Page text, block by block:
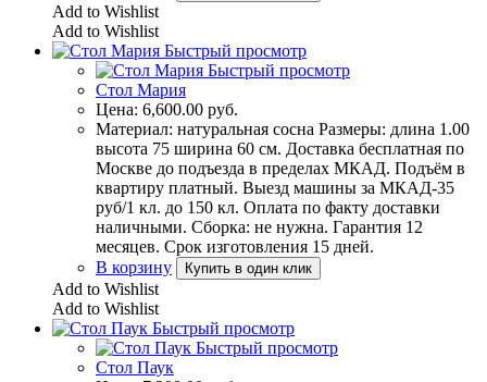
Add to Wishlist
Add to Wishlist
Быстрый просмотр
Быстрый просмотр
Стол Мария
Цена: 6,600.00 руб.
Материал: натуральная сосна Размеры: длина 1.00
высота 75 ширина 60 см. Доставка бесплатная по
Москве до подъезда в пределах МКАД. Подъём в
квартиру платный. Выезд машины за МКАД-35
руб/1 кл. до 150 кл. Оплата по факту доставки
наличными. Сборка: не нужна. Гарантия 12
месяцев. Срок изготовления 15 дней.
В корзину
Купить в один клик
Add to Wishlist
Add to Wishlist
Быстрый просмотр
Быстрый просмотр
Стол Паук